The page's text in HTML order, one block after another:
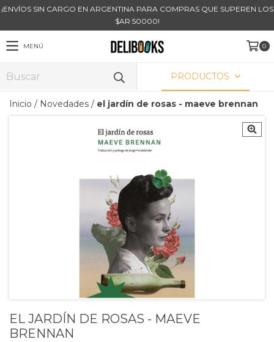
¡ENVÍOS SIN CARGO EN ARGENTINA PARA COMPRAS QUE SUPEREN LOS
$AR 50000!
MENÚ 0
PRODUCTOS
Inicio / Novedades / el jardín de rosas - maeve brennan
EL JARDÍN DE ROSAS - MAEVE
BRENNAN